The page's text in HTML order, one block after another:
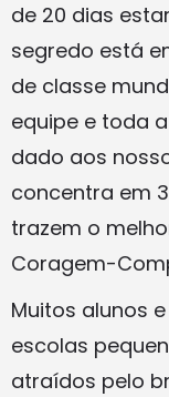
de 20 dias
segredo está
de classe
equipe e toda
dado aos
concentra em
trazem o
Coragem-
Muitos alunos
escolas
atraídos pelo